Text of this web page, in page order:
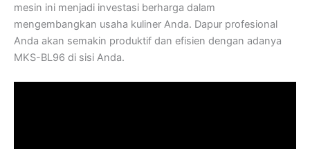
mesin ini menjadi investasi berharga dalam
mengembangkan usaha kuliner Anda. Dapur profesional
Anda akan semakin produktif dan efisien dengan adanya
MKS-BL96 di sisi Anda.